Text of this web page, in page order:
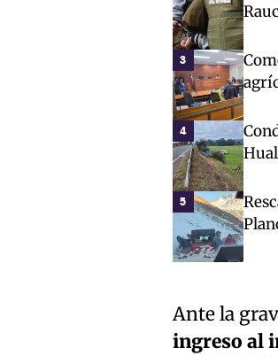
3
4
5
Ante la
ingreso al